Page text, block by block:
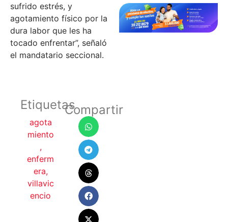
sufrido estrés, y
agotamiento físico por la
dura labor que les ha
tocado enfrentar”, señaló
el mandatario seccional.
Etiquetas
agota
miento
,
enferm
era,
villavic
encio
Compartir